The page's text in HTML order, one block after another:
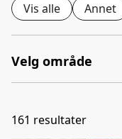
Vis alle Annet
Velg område
161 resultater